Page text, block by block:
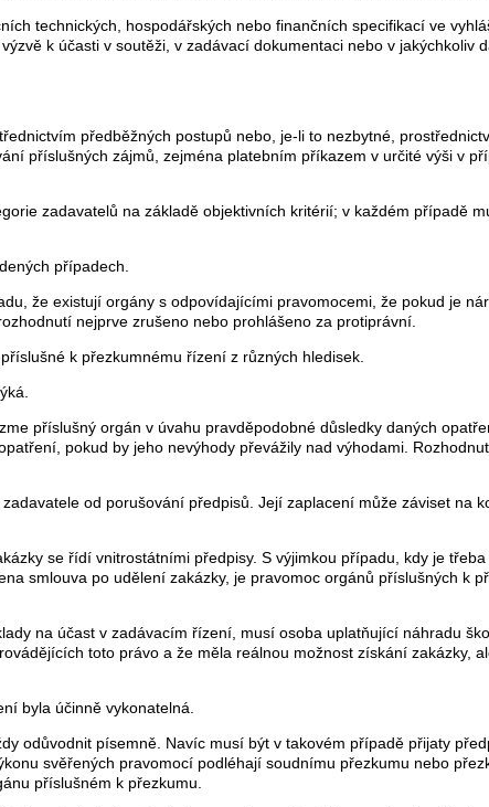
technických, hospodářských nebo finančních specifikací ve
k účasti v soutěži, v zadávací dokumentaci nebo v jakýchkoliv
předběžných postupů nebo, je-li to nezbytné,
příslušných zájmů, zejména platebním příkazem v určité výši v
zadavatelů na základě objektivních kritérií; v každém případě
případech.
že existují orgány s odpovídajícími pravomocemi, že pokud je
nejprve zrušeno nebo prohlášeno za protiprávní.
k přezkumnému řízení z různých hledisek.
příslušný orgán v úvahu pravděpodobné důsledky daných
pokud by jeho nevýhody převážily nad výhodami.
od porušování předpisů. Její zaplacení může záviset na
se řídí vnitrostátními předpisy. S výjimkou případu, kdy je
smlouva po udělení zakázky, je pravomoc orgánů příslušných k
na účast v zadávacím řízení, musí osoba uplatňující náhradu
toto právo a že měla reálnou možnost získání zakázky,
byla účinně vykonatelná.
odůvodnit písemně. Navíc musí být v takovém případě přijaty
svěřených pravomocí podléhají soudnímu přezkumu nebo
příslušném k přezkumu.